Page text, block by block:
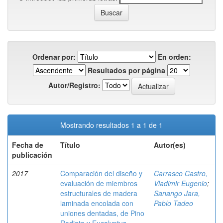
Ordenar por:
En orden:
Resultados por página
Autor/Registro:
Mostrando resultados 1 a 1 de 1
Fecha de
publicación
Título Autor(es)
2017
Comparación del diseño y
evaluación de miembros
estructurales de madera
laminada encolada con
uniones dentadas, de Pino
Carrasco Castro,
Vladimir Eugenio;
Sanango Jara,
Pablo Tadeo